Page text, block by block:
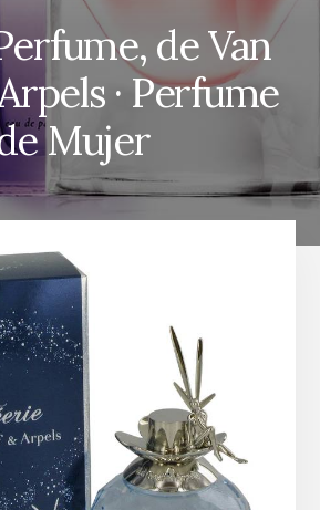
de Van
· Perfume
Mujer